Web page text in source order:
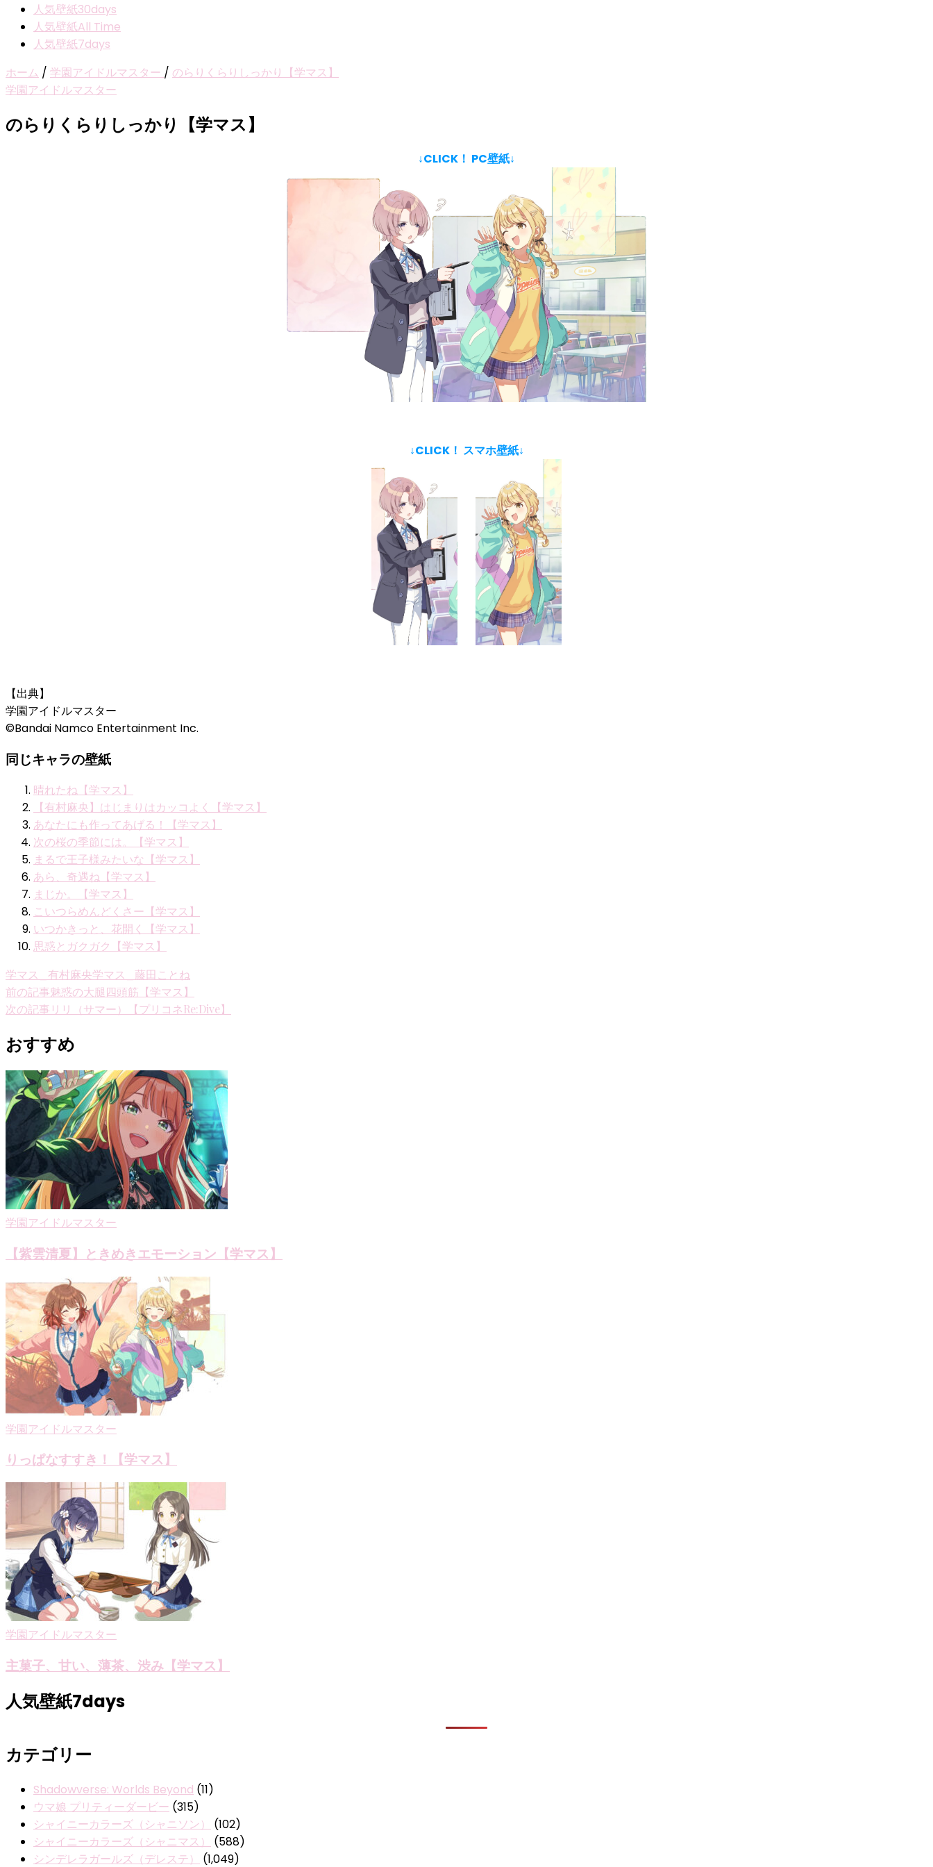
人気壁紙30days
人気壁紙All Time
人気壁紙7days
ホーム / 学園アイドルマスター / のらりくらりしっかり【学マス】
学園アイドルマスター
のらりくらりしっかり【学マス】
↓CLICK！ PC壁紙↓
↓CLICK！ スマホ壁紙↓
【出典】
学園アイドルマスター
©Bandai Namco Entertainment Inc.
同じキャラの壁紙
晴れたね【学マス】
【有村麻央】はじまりはカッコよく【学マス】
あなたにも作ってあげる！【学マス】
次の桜の季節には。【学マス】
まるで王子様みたいな【学マス】
あら、奇遇ね【学マス】
まじか。【学マス】
こいつらめんどくさー【学マス】
いつかきっと、花開く【学マス】
思惑とガクガク【学マス】
学マス_有村麻央学マス_藤田ことね
投
稿
ナ
ビ
ゲ
ー
シ
ョ
ン
前の記事魅惑の大腿四頭筋【学マス】
次の記事 リリ（サマー）【プリコネRe:Dive】
おすすめ
学園アイドルマスター
【紫雲清夏】ときめきエモーション【学マス】
学園アイドルマスター
りっぱなすすき！【学マス】
学園アイドルマスター
主菓子、甘い、薄茶、渋み【学マス】
人気壁紙7days
カテゴリー
Shadowverse: Worlds Beyond (11)
ウマ娘 プリティーダービー (315)
シャイニーカラーズ（シャニソン）
(102)
シャイニーカラーズ（シャニマス）
(588)
シンデレラガールズ（デレステ）
(1,049)